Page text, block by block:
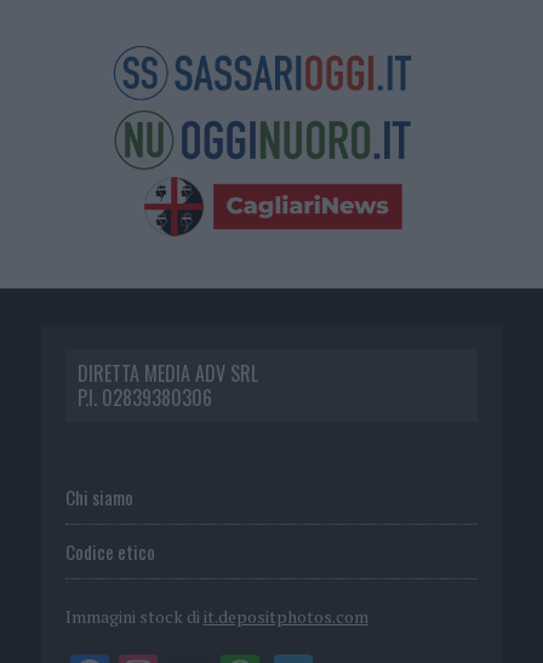
DIRETTA MEDIA ADV SRL
P.I. 02839380306
Chi siamo
Codice etico
Immagini stock di it.depositphotos.com